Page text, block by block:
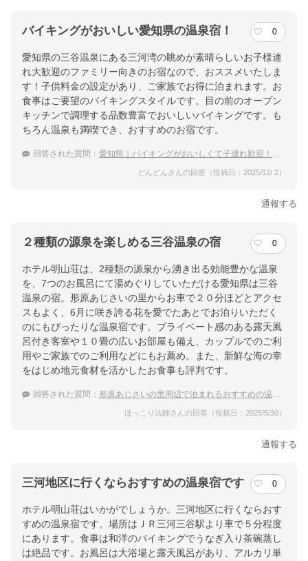
バイキングがおいしい愛知県の温泉宿！ 0
愛知県の三谷温泉にある三河湾の眺めが素晴らしいお子様連
れ大歓迎のファミリー向きのお宿なので、おススメいたしま
す！子供料金の設定があり、ご家族でお得に泊まれます。お
食事はご要望のバイキングスタイルです。目の前のオープン
キッチンで調理する品数豊富でおいしいバイキングです。も
ちろん温泉も満喫でき、おすすめのお宿です。
回答された質問： 愛知県｜バイキングがおいしくて子連れ歓迎！おすすめの宿は？
どんどんさんの回答（投稿日：2025/12/ 2）
通報する
２種類の源泉を楽しめる三谷温泉の宿 0
ホテル明山荘は、2種類の源泉から湧き出る効能豊かな温泉
を、7つのお風呂にて湯めぐりしていただける愛知県は三谷
温泉の宿。形原あじさいの里からお車で２０分ほどとアクセ
スもよく、6月に咲き誇る花を愛でたあとでお泊りいただく
のにもぴったりな温泉宿です。プライベート感のある露天風
呂付き客室や１０畳の広いお部屋も備え、カップルでのご利
用やご家族でのご利用などにもお薦め。また、新鮮な海の幸
をはじめ地元食材を活かしたお食事も評判です。
回答された質問： 形原あじさいの里周辺で泊まれるおすすめの温泉宿
ほっこり法師さんの回答（投稿日：2025/5/30）
通報する
三河地区に行くならおすすめの温泉宿です 0
ホテル明山荘はいかがでしょうか。三河地区に行くならおす
すめの温泉宿です。場所はＪＲ三河三谷駅より車で５分程度
にあります。食事は和洋のバイキングでうなぎ入り茶碗蒸し
は絶品です。お風呂は大浴場と露天風呂があり、アルカリ単